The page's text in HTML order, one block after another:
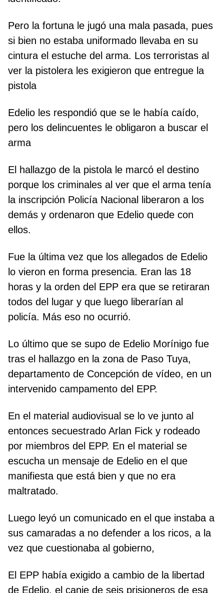
Pero la fortuna le jugó una mala pasada, pues
si bien no estaba uniformado llevaba en su
cintura el estuche del arma. Los terroristas al
ver la pistolera les exigieron que entregue la
pistola
Edelio les respondió que se le había caído,
pero los delincuentes le obligaron a buscar el
arma
El hallazgo de la pistola le marcó el destino
porque los criminales al ver que el arma tenía
la inscripción Policía Nacional liberaron a los
demás y ordenaron que Edelio quede con
ellos.
Fue la última vez que los allegados de Edelio
lo vieron en forma presencia. Eran las 18
horas y la orden del EPP era que se retiraran
todos del lugar y que luego liberarían al
policía. Más eso no ocurrió.
Lo último que se supo de Edelio Morínigo fue
tras el hallazgo en la zona de Paso Tuya,
departamento de Concepción de vídeo, en un
intervenido campamento del EPP.
En el material audiovisual se lo ve junto al
entonces secuestrado Arlan Fick y rodeado
por miembros del EPP. En el material se
escucha un mensaje de Edelio en el que
manifiesta que está bien y que no era
maltratado.
Luego leyó un comunicado en el que instaba a
sus camaradas a no defender a los ricos, a la
vez que cuestionaba al gobierno,
El EPP había exigido a cambio de la libertad
de Edelio, el canje de seis prisioneros de esa